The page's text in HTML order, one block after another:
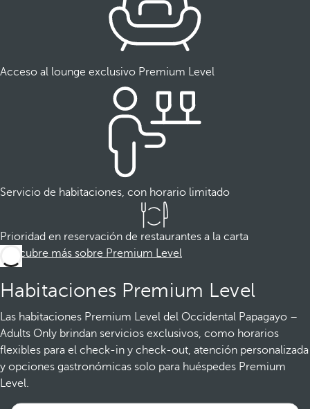
Acceso al lounge exclusivo Premium Level
Servicio de habitaciones, con horario limitado
Prioridad en reservación de restaurantes a la carta
Descubre más sobre Premium Level
Habitaciones Premium Level
Las habitaciones Premium Level del Occidental Papagayo –
Adults Only brindan servicios exclusivos, como horarios
flexibles para el check-in y check-out, atención personalizada
y opciones gastronómicas solo para huéspedes Premium
Level.